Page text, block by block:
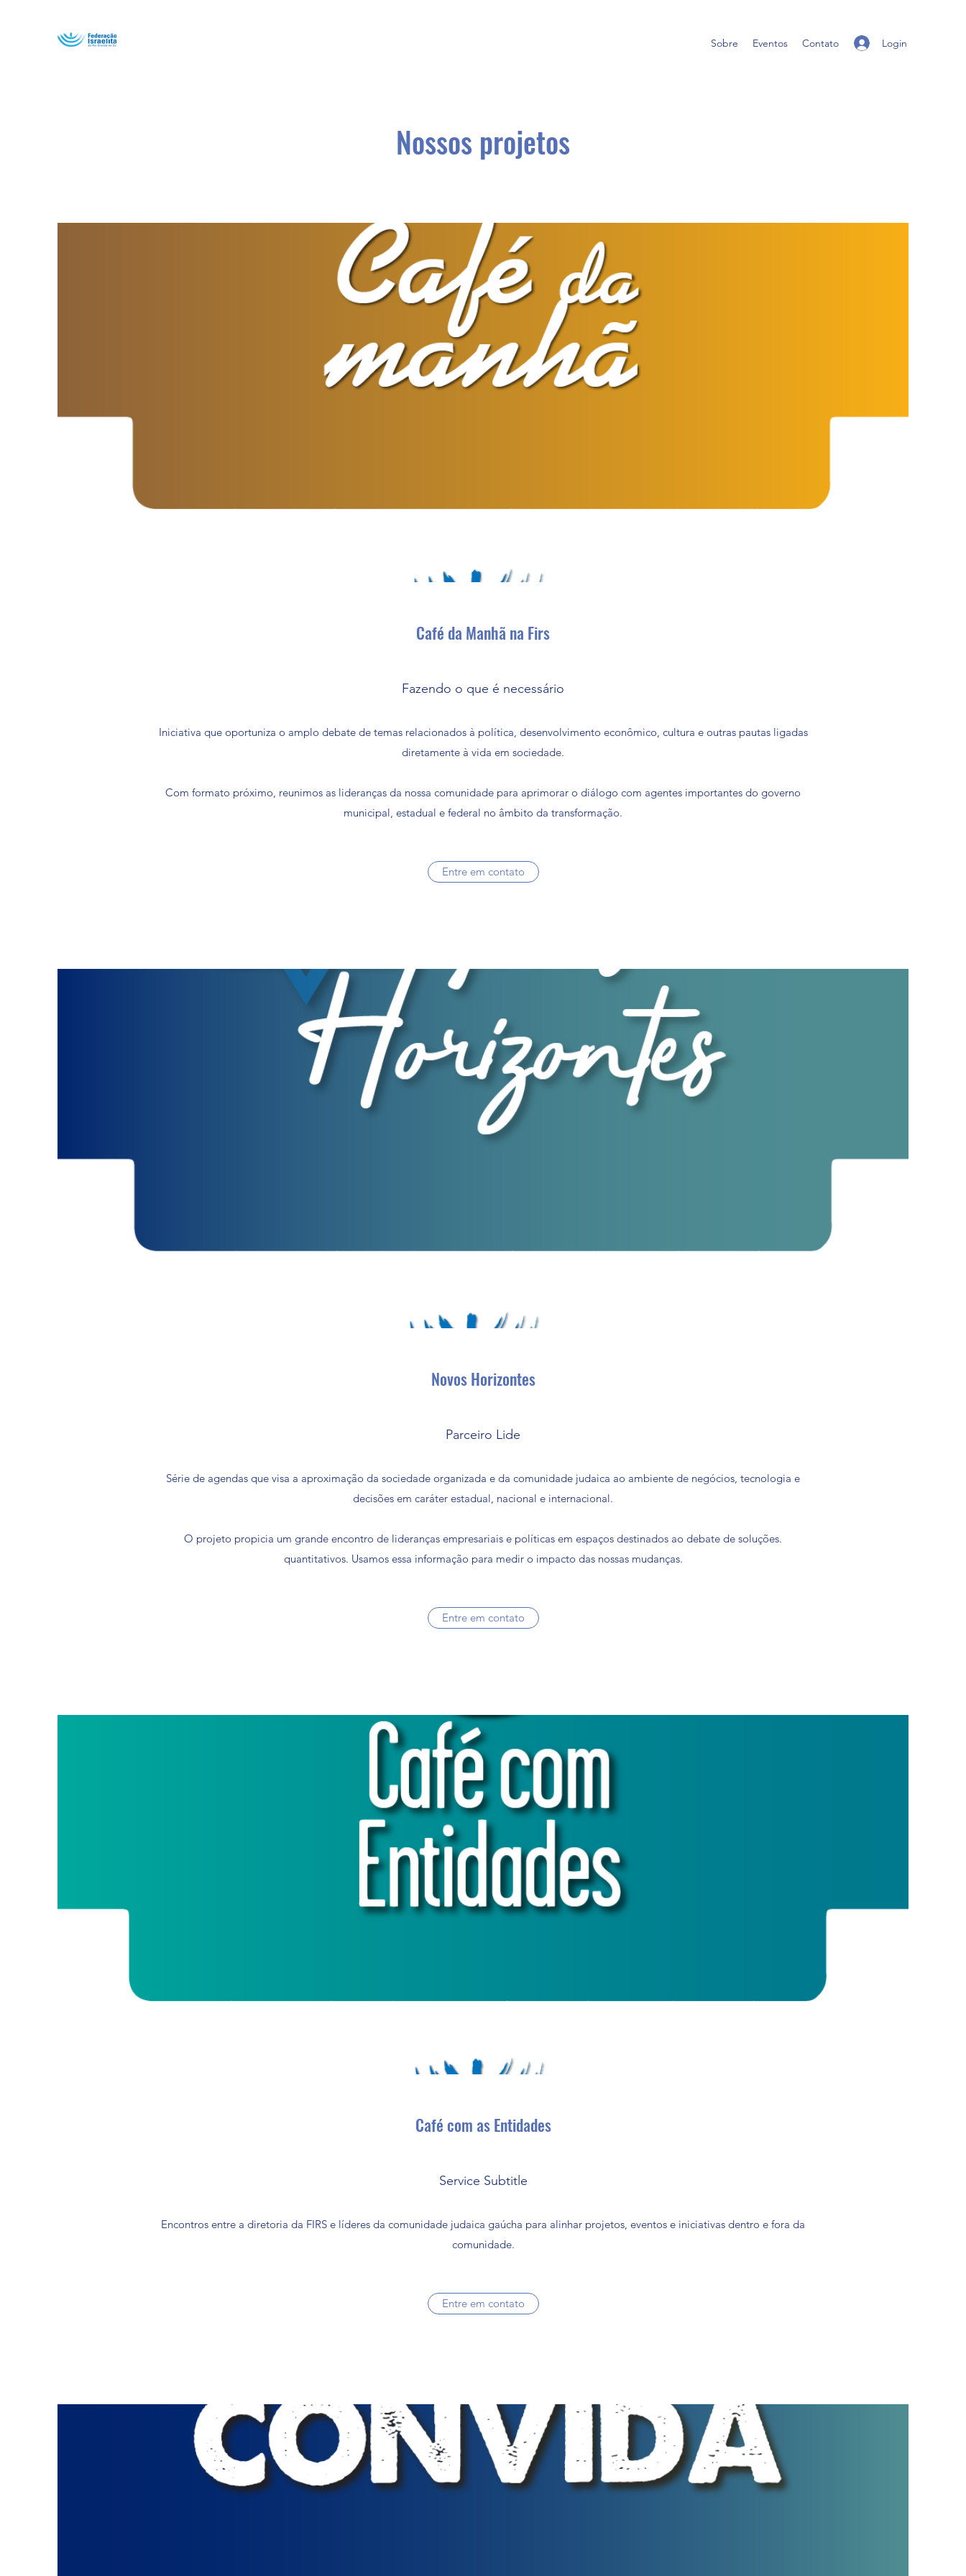
Sobre Eventos Contato Login
Nossos projetos
Café da Manhã na Firs
Fazendo o que é necessário
Iniciativa que oportuniza o amplo debate de temas relacionados à política, desenvolvimento econômico, cultura e outras pautas ligadas
diretamente à vida em sociedade.
Com formato próximo, reunimos as lideranças da nossa comunidade para aprimorar o diálogo com agentes importantes do governo
municipal, estadual e federal no âmbito da transformação.
Entre em contato
Novos Horizontes
Parceiro Lide
Série de agendas que visa a aproximação da sociedade organizada e da comunidade judaica ao ambiente de negócios, tecnologia e
decisões em caráter estadual, nacional e internacional.
O projeto propicia um grande encontro de lideranças empresariais e políticas em espaços destinados ao debate de soluções.
quantitativos. Usamos essa informação para medir o impacto das nossas mudanças.
Entre em contato
Café com as Entidades
Service Subtitle
Encontros entre a diretoria da FIRS e líderes da comunidade judaica gaúcha para alinhar projetos, eventos e iniciativas dentro e fora da
comunidade.
Entre em contato